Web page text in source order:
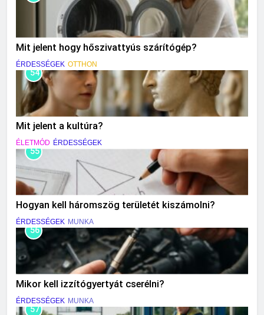
Mit jelent hogy hőszivattyús szárítógép?
ÉRDESSÉGEK OTTHON
54
Mit jelent a kultúra?
ÉLETMÓD ÉRDESSÉGEK
55
Hogyan kell háromszög területét kiszámolni?
ÉRDESSÉGEK MUNKA
56
Mikor kell izzítógyertyát cserélni?
ÉRDESSÉGEK MUNKA
57